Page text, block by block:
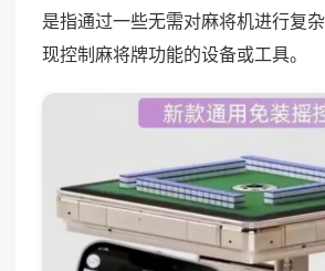
是指通过一些无需对麻将机进行复
现控制麻将牌功能的设备或工具。